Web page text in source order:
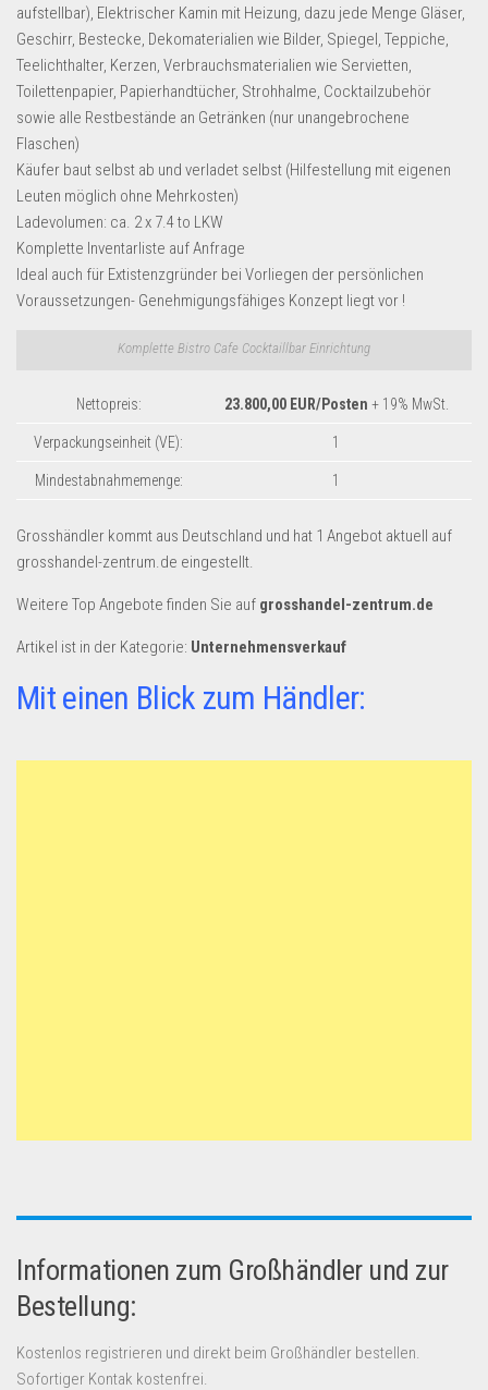
Sonderposten-Angebote
Saison & Eventprodkte
Dropshipping-Produkte
B2B Produkte
Grosshandel
Amazon
Aldi
Lidl
Kostenlos verkaufen
Kostenlos Registrieren
Newsletter
aufstellbar), Elektrischer Kamin mit Heizung, dazu jede Menge Gläser,
Geschirr, Bestecke, Dekomaterialien wie Bilder, Spiegel, Teppiche,
Teelichthalter, Kerzen, Verbrauchsmaterialien wie Servietten,
Toilettenpapier, Papierhandtücher, Strohhalme, Cocktailzubehör
sowie alle Restbestände an Getränken (nur unangebrochene
Flaschen)
Käufer baut selbst ab und verladet selbst (Hilfestellung mit eigenen
Leuten möglich ohne Mehrkosten)
Ladevolumen: ca. 2 x 7.4 to LKW
Komplette Inventarliste auf Anfrage
Ideal auch für Extistenzgründer bei Vorliegen der persönlichen
Voraussetzungen- Genehmigungsfähiges Konzept liegt vor !
Komplette Bistro Cafe Cocktaillbar Einrichtung
Nettopreis: 23.800,00 EUR/Posten + 19% MwSt.
Verpackungseinheit (VE): 1
Mindestabnahmemenge: 1
Grosshändler kommt aus Deutschland und hat 1 Angebot aktuell auf
grosshandel-zentrum.de eingestellt.
Weitere Top Angebote finden Sie auf grosshandel-zentrum.de
Artikel ist in der Kategorie: Unternehmensverkauf
Mit einen Blick zum Händler:
Informationen zum Großhändler und zur
Bestellung:
Kostenlos registrieren und direkt beim Großhändler bestellen.
Sofortiger Kontak kostenfrei.